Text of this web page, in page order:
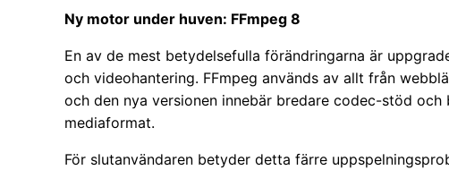
Ny motor under huven: FFmpeg 8
En av de mest betydelsefulla förändringarna är
och videohantering. FFmpeg används av allt från
och den nya versionen innebär bredare codec-stöd
mediaformat.
För slutanvändaren betyder detta färre